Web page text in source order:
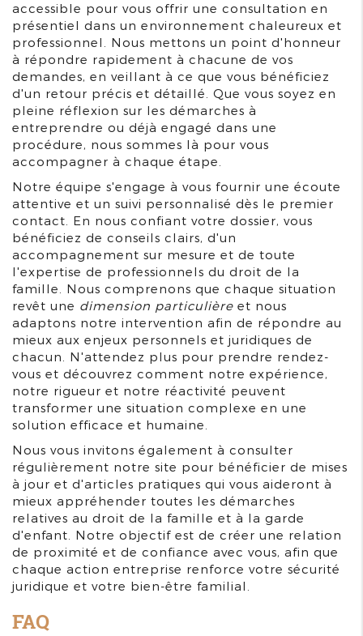
accessible pour vous offrir une consultation en
présentiel dans un environnement chaleureux et
professionnel. Nous mettons un point d'honneur
à répondre rapidement à chacune de vos
demandes, en veillant à ce que vous bénéficiez
d'un retour précis et détaillé. Que vous soyez en
pleine réflexion sur les démarches à
entreprendre ou déjà engagé dans une
procédure, nous sommes là pour vous
accompagner à chaque étape.
Notre équipe s'engage à vous fournir une écoute
attentive et un suivi personnalisé dès le premier
contact. En nous confiant votre dossier, vous
bénéficiez de conseils clairs, d'un
accompagnement sur mesure et de toute
l'expertise de professionnels du droit de la
famille. Nous comprenons que chaque situation
revêt une dimension particulière et nous
adaptons notre intervention afin de répondre au
mieux aux enjeux personnels et juridiques de
chacun. N'attendez plus pour prendre rendez-
vous et découvrez comment notre expérience,
notre rigueur et notre réactivité peuvent
transformer une situation complexe en une
solution efficace et humaine.
Nous vous invitons également à consulter
régulièrement notre site pour bénéficier de mises
à jour et d'articles pratiques qui vous aideront à
mieux appréhender toutes les démarches
relatives au droit de la famille et à la garde
d'enfant. Notre objectif est de créer une relation
de proximité et de confiance avec vous, afin que
chaque action entreprise renforce votre sécurité
juridique et votre bien-être familial.
FAQ